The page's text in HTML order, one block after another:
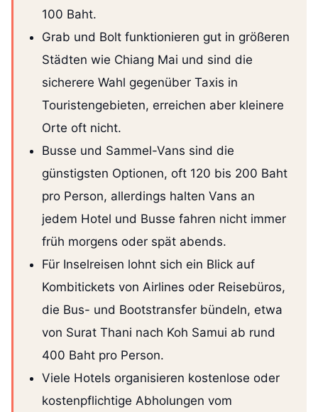
100 Baht.
Grab und Bolt funktionieren gut in größeren
Städten wie Chiang Mai und sind die
sicherere Wahl gegenüber Taxis in
Touristengebieten, erreichen aber kleinere
Orte oft nicht.
Busse und Sammel-Vans sind die
günstigsten Optionen, oft 120 bis 200 Baht
pro Person, allerdings halten Vans an
jedem Hotel und Busse fahren nicht immer
früh morgens oder spät abends.
Für Inselreisen lohnt sich ein Blick auf
Kombitickets von Airlines oder Reisebüros,
die Bus- und Bootstransfer bündeln, etwa
von Surat Thani nach Koh Samui ab rund
400 Baht pro Person.
Viele Hotels organisieren kostenlose oder
kostenpflichtige Abholungen vom